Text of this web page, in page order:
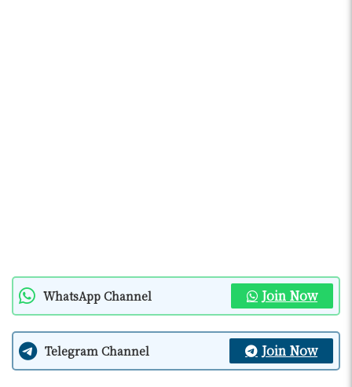
WhatsApp Channel Join Now
Telegram Channel Join Now